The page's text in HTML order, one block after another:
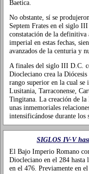
Baetica.
No obstante, sí se
Septem Frates en el siglo
constatación de la
imperial en estas fechas,
avanzados de la centuria y
A finales del siglo III D.C.
Diocleciano crea la
rango superior en la cual se
Lusitania, Tarraconense,
Tingitana. La creación de
unas inmemoriales
intensificándose durante
SIGLOS IV-V
El Bajo Imperio Romano
Diocleciano en el 284 hasta
en el 476. Previamente en